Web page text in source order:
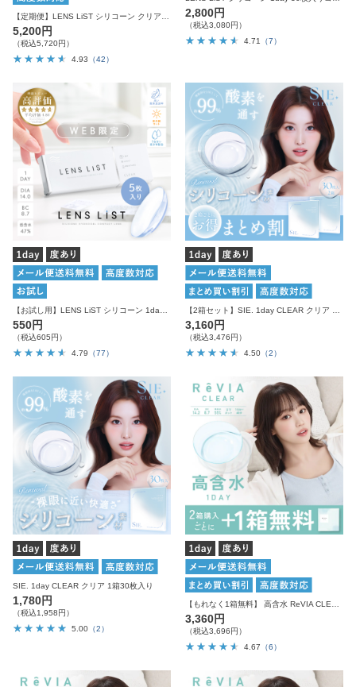
【定期便】LENS LiST シリコーン クリア 1day 2ヶ月分 合計120枚 コンタクトレンズ
5,200円
（税込5,720円）
4.93 （42）
2,800円
（税込3,080円）
4.71
（7）
【お試し用】LENS LiST シリコーン 1day 5枚入り レンズリスト コンタクトレンズ
550円
（税込605円）
4.79 （77）
【2箱セット】SIE. 1day CLEAR クリア 1箱30枚入り 合計60枚
3,160円
（税込3,476円）
4.50 （2）
SIE. 1day CLEAR クリア 1箱30枚入り
1,780円
（税込1,958円）
5.00 （2）
3,360円
（税込3,696円）
4.67
（6）